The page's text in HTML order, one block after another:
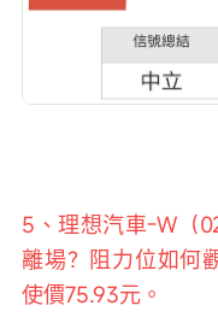
5、理想汽車-W（
離場？阻力位如何
使價75.93元。